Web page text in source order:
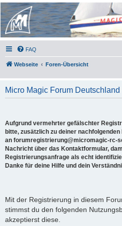
Micro Magic Forum
Deutschland
FAQ
Webseite Foren-Übersicht
Micro Magic Forum
Aufgrund vermehrter gefälschter
bitte, zusätzlich zu deiner
an forumregistrierung@micromagic-rc-
Nachricht über das Kontaktformular,
Registrierungsanfrage als echt
Danke für deine Hilfe und dein
Mit der Registrierung in diesem
stimmst du den folgenden
akzeptierst diese.